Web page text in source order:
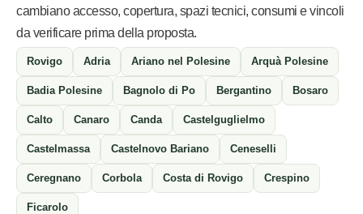
cambiano accesso, copertura, spazi tecnici, consumi e vincoli
da verificare prima della proposta.
Rovigo Adria Ariano nel Polesine Arquà Polesine
Badia Polesine Bagnolo di Po Bergantino Bosaro
Calto Canaro Canda Castelguglielmo
Castelmassa Castelnovo Bariano Ceneselli
Ceregnano Corbola Costa di Rovigo Crespino
Ficarolo